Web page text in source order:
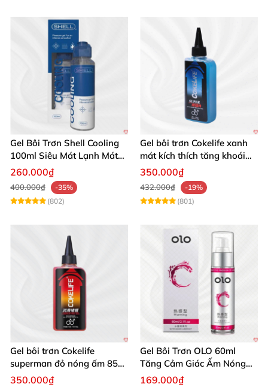
Gel Bôi Trơn Shell Cooling
100ml Siêu Mát Lạnh Mát
Lâu
260.000₫
400.000₫
-35%
(802)
Gel bôi trơn Cokelife xanh
mát kích thích tăng khoái
cảm gay
350.000₫
432.000₫
-19%
(801)
Gel bôi trơn Cokelife
superman đỏ nóng ấm 85g
giảm đau rát hậu môn
350.000₫
Gel Bôi Trơn OLO 60ml
Tăng Cảm Giác Ấm Nóng
Kích Thích
169.000₫